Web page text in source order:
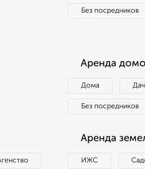
Без посредников
Аренда
Дома
Без посредников
Аренда
ИЖС